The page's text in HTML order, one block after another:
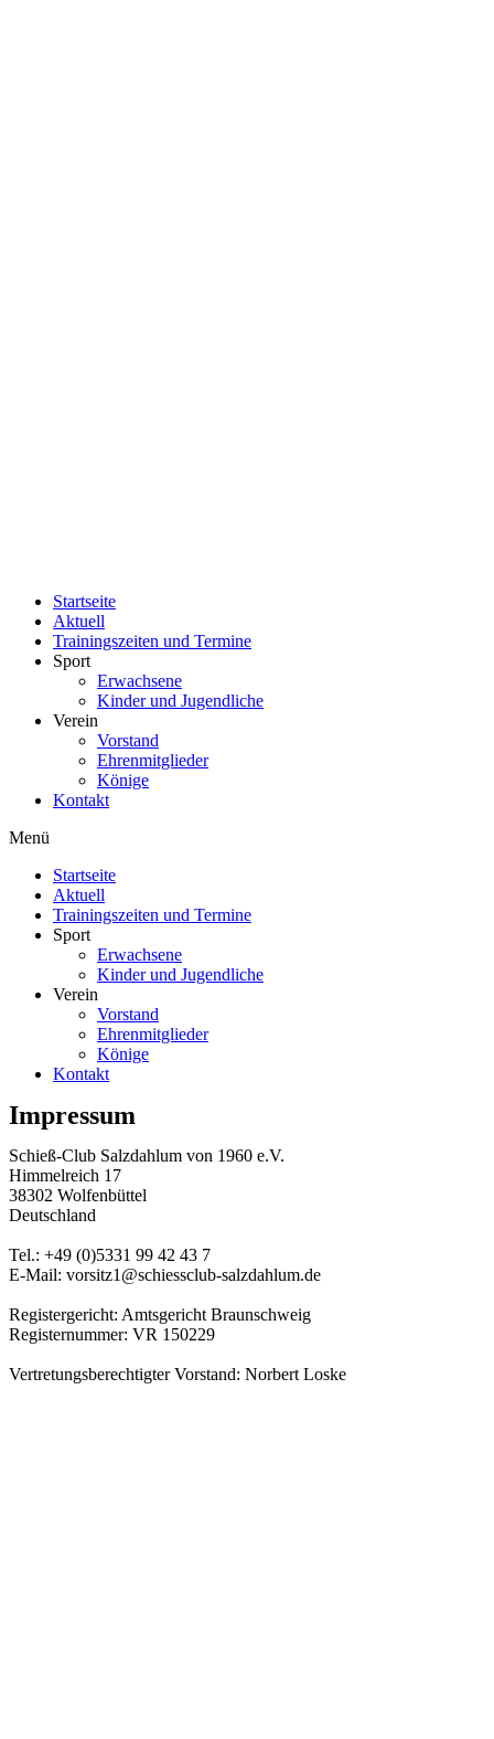
Startseite
Aktuell
Trainingszeiten und Termine
Sport
Erwachsene
Kinder und Jugendliche
Verein
Vorstand
Ehrenmitglieder
Könige
Kontakt
Menü
Startseite
Aktuell
Trainingszeiten und Termine
Sport
Erwachsene
Kinder und Jugendliche
Verein
Vorstand
Ehrenmitglieder
Könige
Kontakt
Impressum
Schieß-Club Salzdahlum von 1960 e.V.
Himmelreich 17
38302 Wolfenbüttel
Deutschland
Tel.: +49 (0)5331 99 42 43 7
E-Mail: vorsitz1@schiessclub-salzdahlum.de
Registergericht: Amtsgericht Braunschweig
Registernummer: VR 150229
Vertretungsberechtigter Vorstand: Norbert Loske